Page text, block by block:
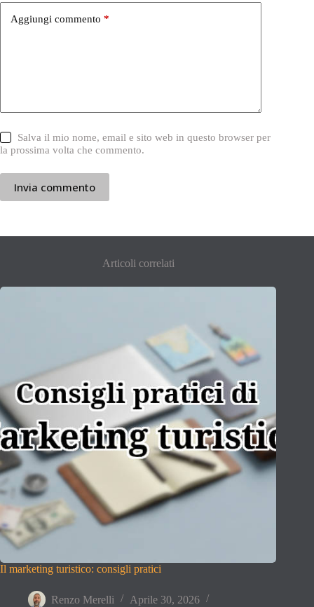
Aggiungi commento *
Salva il mio nome, email e sito web in questo browser per
la prossima volta che commento.
Invia commento
Articoli correlati
Il marketing turistico: consigli pratici
Renzo Merelli
Aprile 30, 2026